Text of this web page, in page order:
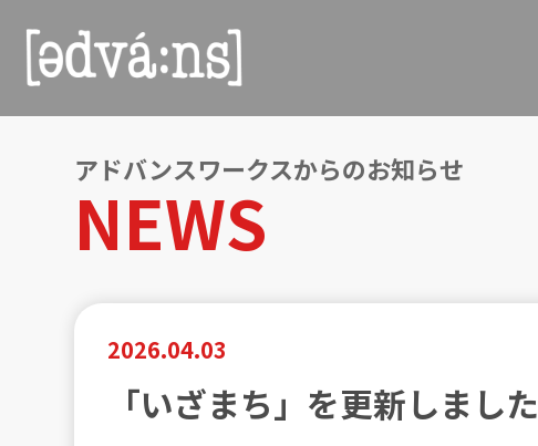
アドバンスワークスからのお知らせ
NEWS
2026.04.03
「いざまち」を更新しました